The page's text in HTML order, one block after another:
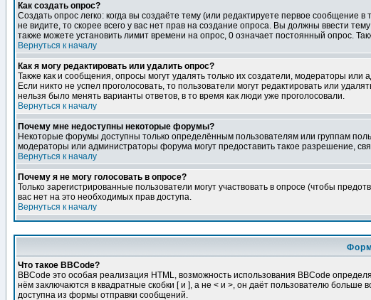
Как создать опрос?
Создать опрос легко: когда вы создаёте тему (или редактируете первое
не видите, то скорее всего у вас нет прав на создание опроса. Вы должны ввести
также можете установить лимит времени на опрос, 0 означает постоянный опрос.
Вернуться к началу
Как я могу редактировать или удалить опрос?
Также как и сообщения, опросы могут удалять только их создатели, модераторы
Если никто не успел проголосовать, то пользователи могут редактировать или
нельзя было менять варианты ответов, в то время как люди уже проголосовали.
Вернуться к началу
Почему мне недоступны некоторые форумы?
Некоторые форумы доступны только определённым пользователям или группам
модераторы или администраторы форума могут предоставить такое разрешение,
Вернуться к началу
Почему я не могу голосовать в опросе?
Только зарегистрированные пользователи могут участвовать в опросе (чтобы
вас нет на это необходимых прав доступа.
Вернуться к началу
Что такое BBCode?
BBCode это особая реализация HTML, возможность использования BBCode
нём заключаются в квадратные скобки [ и ], а не < и >, он даёт пользователю
доступна из формы отправки сообщений.